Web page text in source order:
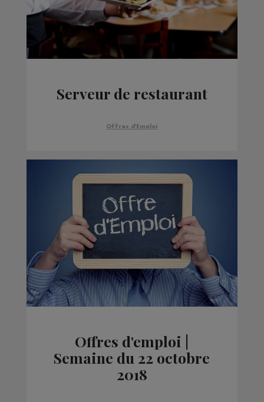
Serveur de restaurant
Offres d'Emploi
Offres d'emploi |
Semaine du 22 octobre
2018